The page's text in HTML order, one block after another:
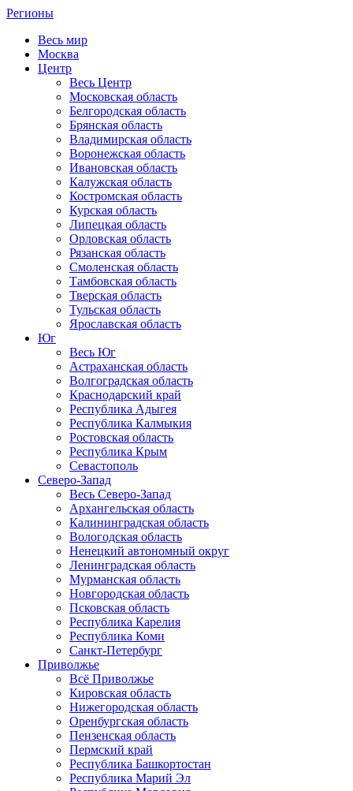
Регионы
Весь мир
Москва
Центр
Весь Центр
Московская область
Белгородская область
Брянская область
Владимирская область
Воронежская область
Ивановская область
Калужская область
Костромская область
Курская область
Липецкая область
Орловская область
Рязанская область
Смоленская область
Тамбовская область
Тверская область
Тульская область
Ярославская область
Юг
Весь Юг
Астраханская область
Волгоградская область
Краснодарский край
Республика Адыгея
Республика Калмыкия
Ростовская область
Республика Крым
Севастополь
Северо-Запад
Весь Северо-Запад
Архангельская область
Калининградская область
Вологодская область
Ненецкий автономный округ
Ленинградская область
Мурманская область
Новгородская область
Псковская область
Республика Карелия
Республика Коми
Санкт-Петербург
Приволжье
Всё Приволжье
Кировская область
Нижегородская область
Оренбургская область
Пензенская область
Пермский край
Республика Башкортостан
Республика Марий Эл